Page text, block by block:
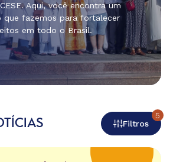
Aqui, você encontra um
que fazemos para fortalecer
em todo o Brasil.
Filtros
5